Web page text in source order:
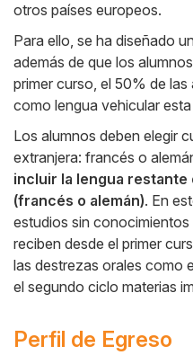
otros países europeos.
Para ello, se ha diseñado
además de que los
primer curso, el 50% de
como lengua vehicular
Los alumnos deben elegir
extranjera: francés o
incluir la lengua restante
(francés o alemán). En
estudios sin
reciben desde el primer
las destrezas orales como
el segundo ciclo materias
Perfil de Egreso